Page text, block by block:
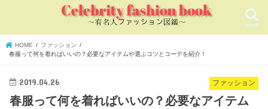
search
HOME
ファッション
春服って何を着ればいいの？必要なアイテムや選ぶコツとコーデを紹介！
ファッション
2019.04.26
春服って何を着ればいいの？必要なアイテム